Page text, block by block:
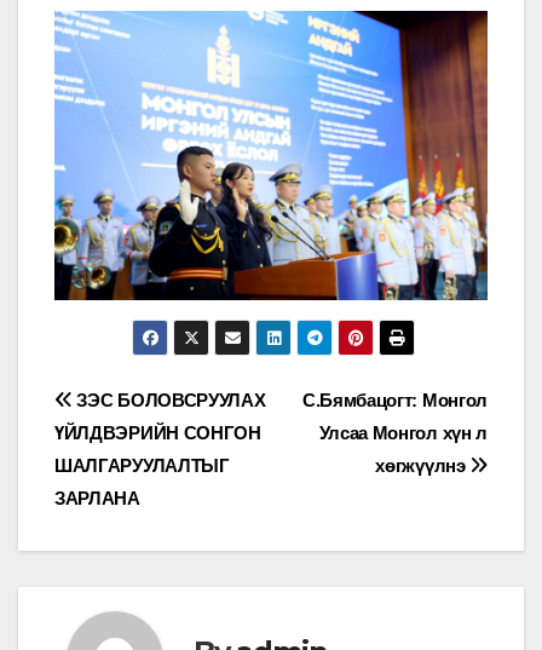
Мэдээний
цэс
С.Бямбацогт: Монгол
Улсаа Монгол хүн л
хөгжүүлнэ
ЗЭС БОЛОВСРУУЛАХ
ҮЙЛДВЭРИЙН СОНГОН
ШАЛГАРУУЛАЛТЫГ
ЗАРЛАНА